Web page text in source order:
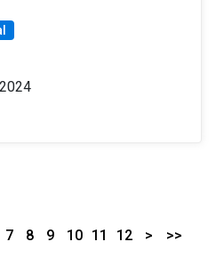
7 8 9 10 11 12 > >>